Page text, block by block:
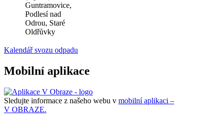
Guntramovice,
Podlesí nad
Odrou, Staré
Oldřůvky
Kalendář svozu odpadu
Mobilní aplikace
Sledujte informace z našeho webu v mobilní aplikaci –
V OBRAZE.